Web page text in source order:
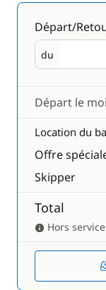
Départ/
du
Départ
Départ le
Location du
Offre
Skipper
Total
Hors